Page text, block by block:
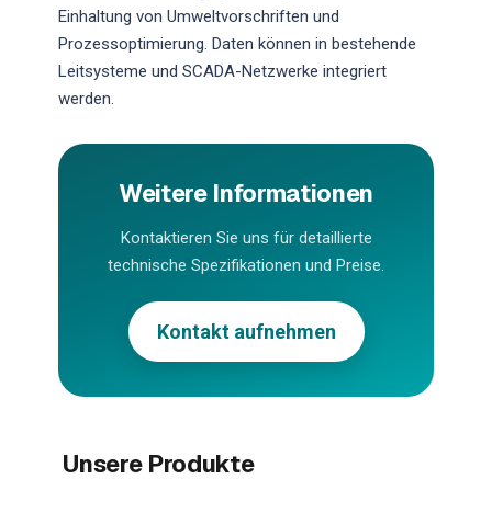
Einhaltung von Umweltvorschriften und
Prozessoptimierung. Daten können in bestehende
Leitsysteme und SCADA-Netzwerke integriert
werden.
Weitere Informationen
Kontaktieren Sie uns für detaillierte
technische Spezifikationen und Preise.
Kontakt aufnehmen
Unsere Produkte